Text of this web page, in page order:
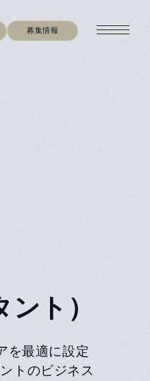
募集情報
ト）
を最適に設定
トのビジネス